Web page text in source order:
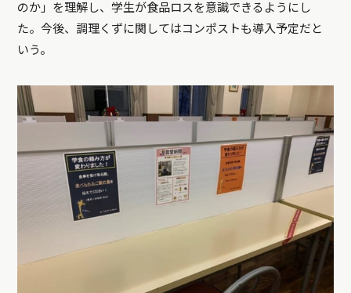
のか」を理解し、学生が食品ロスを意識できるようにし
た。今後、調理くずに関してはコンポストも導入予定だと
いう。